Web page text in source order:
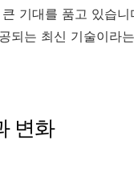
기대를 품고 있습
되는 최신 기술이라
변화